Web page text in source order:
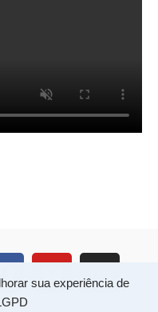
sua experiência de